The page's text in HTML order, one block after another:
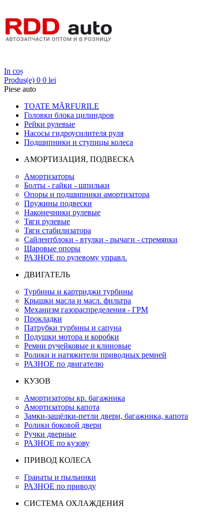
In coș
Produs(e) 0 0 lei
Piese auto
TOATE MĂRFURILE
Головки блока цилиндров
Рейки рулевые
Насосы гидроусилителя руля
Подшипники и ступицы колеса
АМОРТИЗАЦИЯ, ПОДВЕСКА
Амортизаторы
Болты - гайки - шпильки
Опоры и подшипники амортизатора
Пружины подвески
Наконечники рулевые
Тяги рулевые
Тяги стабилизатора
Сайлентблоки - втулки - рычаги - стремянки
Шаровые опоры
РАЗНОЕ по рулевому управл.
ДВИГАТЕЛЬ
Турбины и картриджи турбины
Крышки масла и масл. фильтра
Механизм газораспределения - ГРМ
Прокладки
Патрубки турбины и сапуна
Подушки мотора и коробки
Ремни ручейковые и клиновые
Ролики и натяжители приводных ремней
РАЗНОЕ по двигателю
КУЗОВ
Амортизаторы кр. багажника
Амортизаторы капота
Замки-защёлки-петли двери, багажника, капота
Ролики боковой двери
Ручки дверные
РАЗНОЕ по кузову
ПРИВОД КОЛЕСА
Гранаты и пыльники
РАЗНОЕ по приводу
СИСТЕМА ОХЛАЖДЕНИЯ